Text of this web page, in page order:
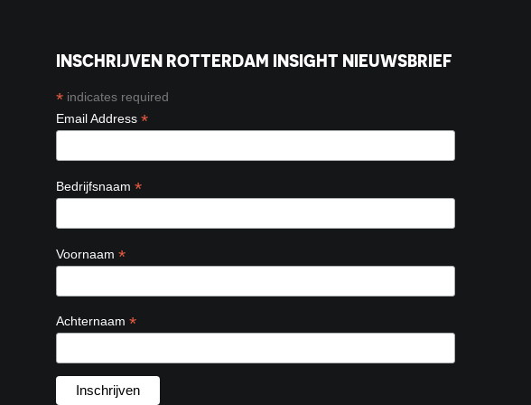
INSCHRIJVEN ROTTERDAM INSIGHT NIEUWSBRIEF
* indicates required
Email Address *
Bedrijfsnaam *
Voornaam *
Achternaam *